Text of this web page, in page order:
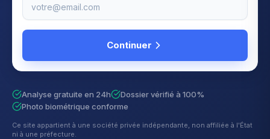
Continuer
Analyse gratuite en 24h
Dossier vérifié à 100%
Photo biométrique conforme
Ce site appartient à une société privée indépendante, non affiliée à l'État
ni à une préfecture.